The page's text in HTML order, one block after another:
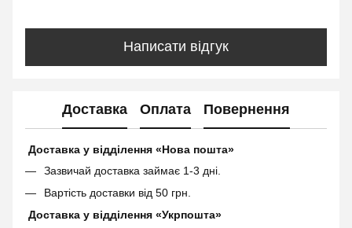
Написати відгук
Доставка Оплата Повернення
Доставка у відділення «Нова пошта»
Зазвичай доставка займає 1-3 дні.
Вартість доставки від 50 грн.
Доставка у відділення «Укрпошта»